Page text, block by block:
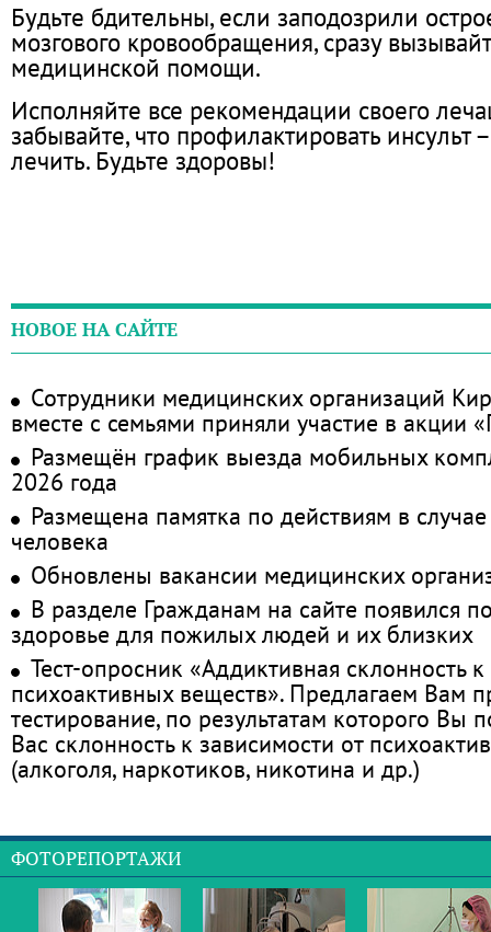
Будьте бдительны, если заподозрили
мозгового кровообращения, сразу
медицинской помощи.
Исполняйте все рекомендации своего
забывайте, что профилактировать инсульт
лечить. Будьте здоровы!
НОВОЕ НА САЙТЕ
Сотрудники медицинских организаций
вместе с семьями приняли участие в акции
Размещён график выезда мобильных
2026 года
Размещена памятка по действиям в
человека
Обновлены вакансии медицинских
В разделе Гражданам на сайте появился
здоровье для пожилых людей и их близких
Тест-опросник «Аддиктивная склонность
психоактивных веществ». Предлагаем Вам
тестирование, по результатам которого Вы
Вас склонность к зависимости от
(алкоголя, наркотиков, никотина и др.)
ФОТОРЕПОРТАЖИ